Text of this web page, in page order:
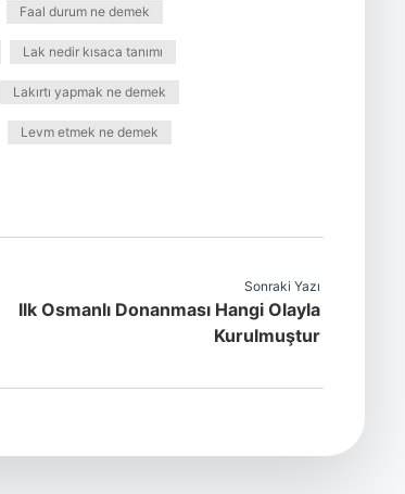
Faal durum ne demek
Lak nedir kısaca tanımı
Lakırtı yapmak ne demek
Levm etmek ne demek
Sonraki Yazı
Ilk Osmanlı Donanması Hangi Olayla
Kurulmuştur